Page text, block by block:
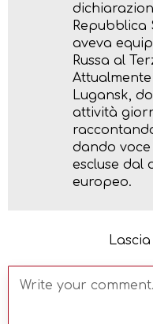
Repubblica
aveva
Russa al
Lugansk,
attività
dando
escluse dal
europeo.